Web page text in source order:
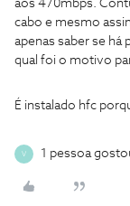
aos 470mbps.
cabo e mesmo
apenas saber se há
qual foi o motivo
É instalado hfc
V 1 pessoa